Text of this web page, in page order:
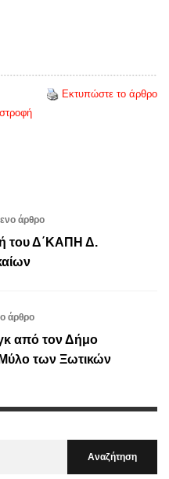
Εκτυπώστε το άρθρο
άρθρο
του Δ΄ΚΑΠΗ Δ.
άρθρο
από τον Δήμο
Μύλο των Ξωτικών